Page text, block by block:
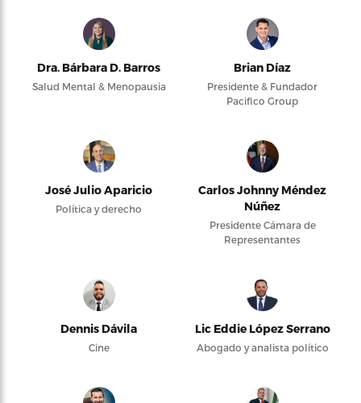
Dra. Bárbara D. Barros
Salud Mental & Menopausia
Brian Díaz
Presidente & Fundador
Pacifico Group
José Julio Aparicio
Política y derecho
Carlos Johnny Méndez
Núñez
Presidente Cámara de
Representantes
Dennis Dávila
Cine
Lic Eddie López Serrano
Abogado y analista político